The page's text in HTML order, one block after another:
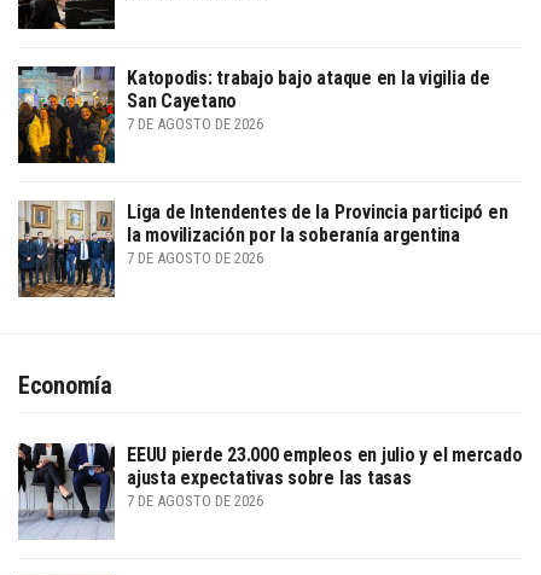
Katopodis: trabajo bajo ataque en la vigilia de
San Cayetano
7 DE AGOSTO DE 2026
Liga de Intendentes de la Provincia participó en
la movilización por la soberanía argentina
7 DE AGOSTO DE 2026
Economía
EEUU pierde 23.000 empleos en julio y el mercado
ajusta expectativas sobre las tasas
7 DE AGOSTO DE 2026